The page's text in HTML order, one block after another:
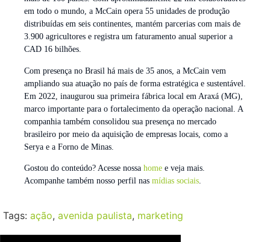
em todo o mundo, a McCain opera 55 unidades de produção
distribuídas em seis continentes, mantém parcerias com mais de
3.900 agricultores e registra um faturamento anual superior a
CAD 16 bilhões.
Com presença no Brasil há mais de 35 anos, a McCain vem
ampliando sua atuação no país de forma estratégica e sustentável.
Em 2022, inaugurou sua primeira fábrica local em Araxá (MG),
marco importante para o fortalecimento da operação nacional. A
companhia também consolidou sua presença no mercado
brasileiro por meio da aquisição de empresas locais, como a
Serya e a Forno de Minas.
Gostou do conteúdo? Acesse nossa home e veja mais.
Acompanhe também nosso perfil nas mídias sociais.
Tags: ação, avenida paulista, marketing